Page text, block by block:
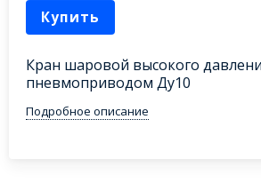
Купить
Кран шаровой высокого
пневмоприводом Ду10
Подробное описание